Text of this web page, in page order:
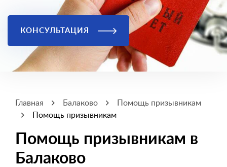
КОНСУЛЬТАЦИЯ
Главная Балаково
Помощь призывникам
Помощь призывникам
Помощь призывникам в
Балаково